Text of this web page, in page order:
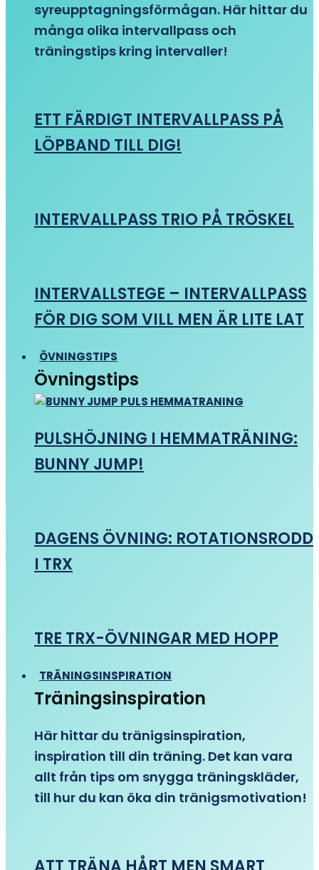
syreupptagningsförmågan. Här hittar du
många olika intervallpass och
träningstips kring intervaller!
ETT FÄRDIGT INTERVALLPASS PÅ
LÖPBAND TILL DIG!
INTERVALLPASS TRIO PÅ TRÖSKEL
INTERVALLSTEGE – INTERVALLPASS
FÖR DIG SOM VILL MEN ÄR LITE LAT
ÖVNINGSTIPS
Övningstips
PULSHÖJNING I HEMMATRÄNING:
BUNNY JUMP!
DAGENS ÖVNING: ROTATIONSRODD
I TRX
TRE TRX-ÖVNINGAR MED HOPP
TRÄNINGSINSPIRATION
Träningsinspiration
Här hittar du tränigsinspiration,
inspiration till din träning. Det kan vara
allt från tips om snygga träningskläder,
till hur du kan öka din tränigsmotivation!